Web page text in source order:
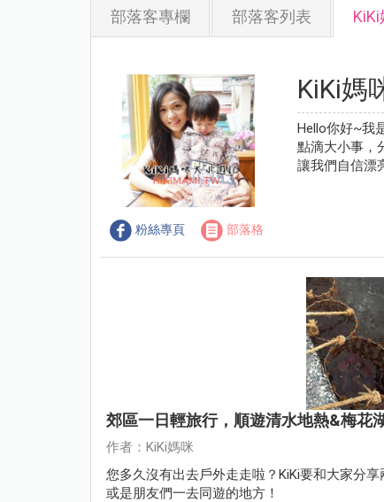
部落客專欄 部落客列表
粉絲專頁 部落格
KiKi媽
Hello你好~我
點滴大小事，
讓我們自信漂
郊區一日輕旅行，順遊清水地熱&梅花
作者：KiKi媽咪
您多久沒有出去戶外走走啦？KiKi要和大家分
或是朋友們一去同遊的地方！